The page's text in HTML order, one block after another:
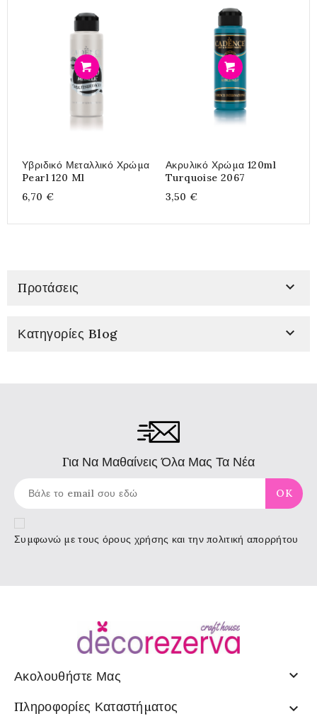
Υβριδικό Μεταλλικό Χρώμα
Pearl 120 Ml
6,70 €
Ακρυλικό Χρώμα 120ml
Turquoise 2067
3,50 €
Προτάσεις 
Κατηγορίες Blog 
Για Να Μαθαίνεις Όλα Μας Τα Νέα
Συμφωνώ με τους όρους χρήσης και την πολιτική απορρήτου
Ακολουθήστε Μας 
Πληροφορίες Καταστήματος 